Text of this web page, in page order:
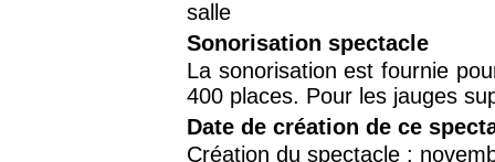
salle
Sonorisation spectacle
La sonorisation est fournie
400 places. Pour les jauges
Date de création de ce
Création du spectacle :